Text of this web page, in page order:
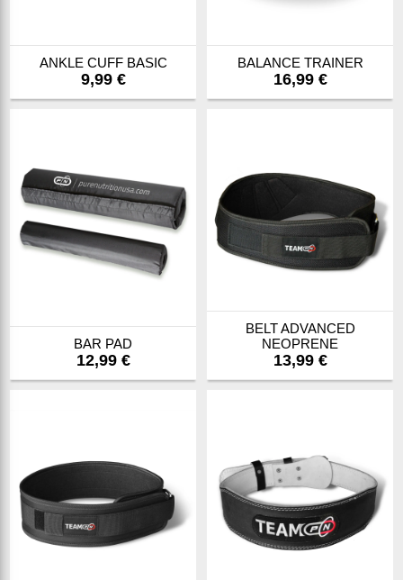
ANKLE CUFF BASIC
9,99 €
BALANCE TRAINER
16,99 €
BAR PAD
12,99 €
BELT ADVANCED
NEOPRENE
13,99 €